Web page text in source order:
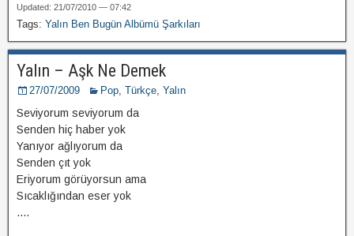
Updated: 21/07/2010 — 07:42
Tags: Yalın Ben Bugün Albümü Şarkıları
Yalın – Aşk Ne Demek
27/07/2009 Pop, Türkçe, Yalın
Seviyorum seviyorum da
Senden hiç haber yok
Yanıyor ağlıyorum da
Senden çıt yok
Eriyorum görüyorsun ama
Sıcaklığından eser yok
....